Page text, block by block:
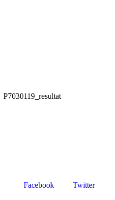
P7030119_resultat
Facebook Twitter